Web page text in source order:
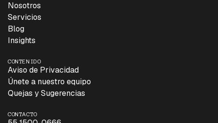
Nosotros
Servicios
Blog
Insights
CONTENIDO
Aviso de Privacidad
Únete a nuestro equipo
Quejas y Sugerencias
CONTACTO